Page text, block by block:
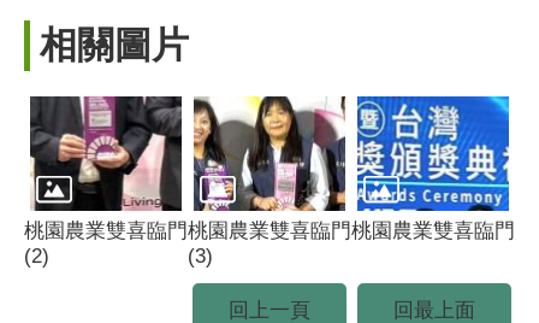
相關圖片
桃園農業雙喜臨門
(2)
桃園農業雙喜臨門
(3)
桃園農業雙喜臨門
回上一頁 回最上面